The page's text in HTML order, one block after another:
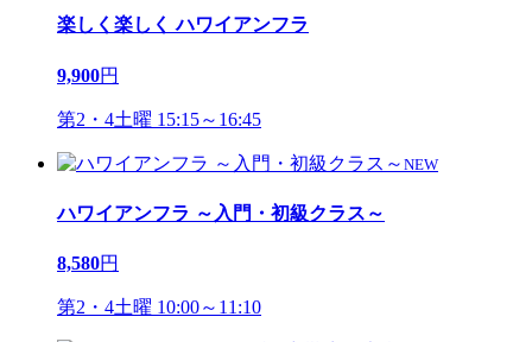
楽しく楽しく ハワイアンフラ
9,900円
第2・4土曜 15:15～16:45
NEW
ハワイアンフラ ～入門・初級クラス～
8,580円
第2・4土曜 10:00～11:10